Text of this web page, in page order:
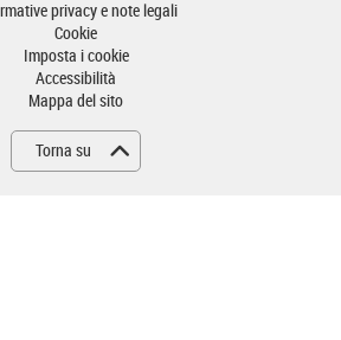
privacy e note legali
Cookie
Imposta i cookie
Accessibilità
Mappa del sito
Torna su